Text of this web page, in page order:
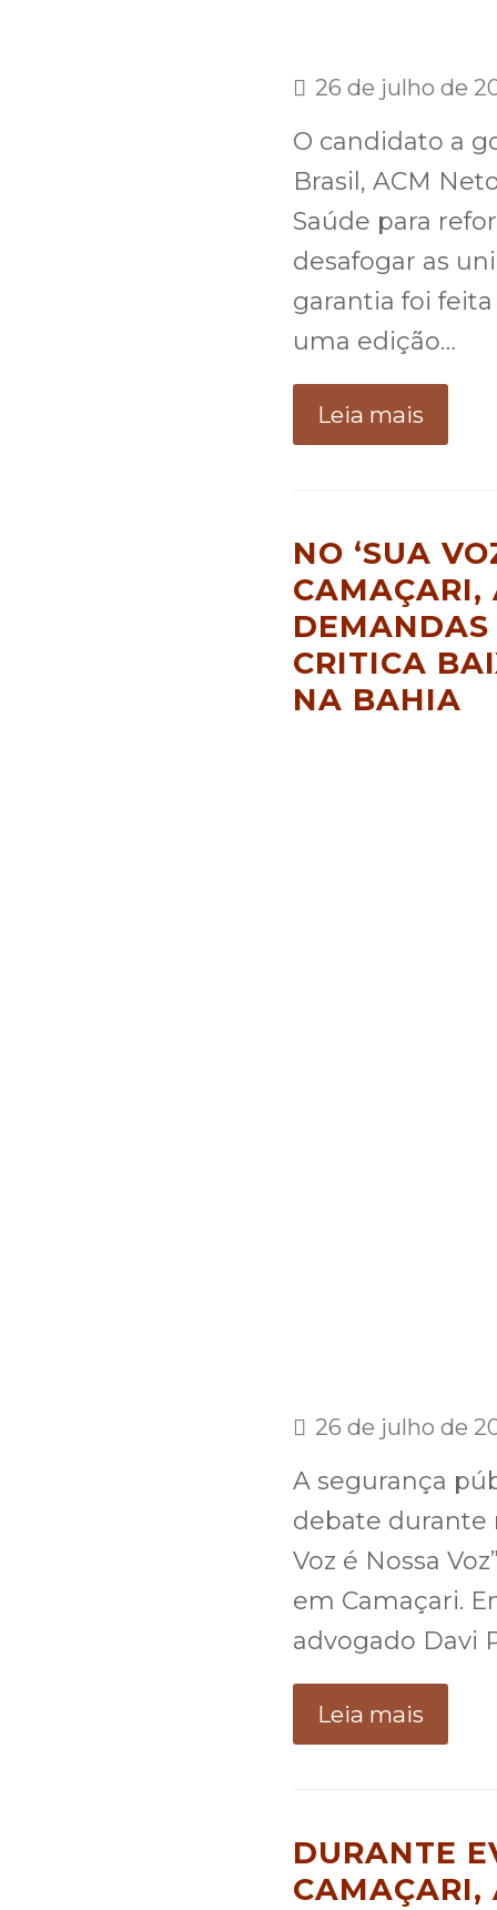
26 de julho de
O candidato a
Brasil, ACM
Saúde para
desafogar as
garantia foi
uma edição…
Leia mais
NO ‘SUA
CAMAÇARI,
DEMANDAS
CRITICA
NA BAHIA
26 de julho de
A segurança
debate durante
Voz é Nossa
em Camaçari.
advogado Davi
Leia mais
DURANTE
CAMAÇARI,